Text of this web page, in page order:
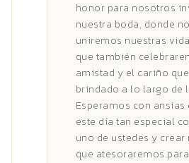
honor para nosotros
nuestra boda, donde
uniremos nuestras
que también
amistad y el cariño
brindado a lo largo de
Esperamos con
este día tan especial
uno de ustedes y crear
que atesoraremos